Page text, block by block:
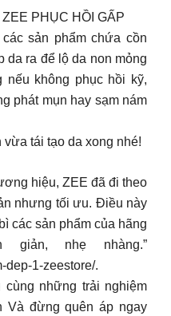
PHỤC HỒI GẤP
sản phẩm chứa cồn
da ra để lộ da non mỏng
nếu không phục hồi kỹ,
phát mụn hay sạm nám
tái tạo da xong nhé!
hiệu, ZEE đã đi theo
nhưng tối ưu. Điều này
các sản phẩm của hãng
nhẹ nhàng.”
dep-1-zeestore/.
cùng những trải nghiệm
Và đừng quên áp ngay